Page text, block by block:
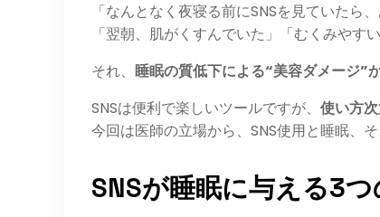
「なんとなく夜寝る前にSNSを見ていたら
「翌朝、肌がくすんでいた」「むくみやす
それ、 睡眠の質低下による“美容ダメージ”
SNSは便利で楽しいツールですが、 使い方
今回は医師の立場から、SNS使用と睡眠、
SNSが睡眠に与える3